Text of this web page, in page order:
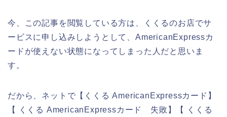
今、この記事を閲覧している方は、くくるのお店でサ
ービスに申し込みしようとして、AmericanExpressカ
ードが使えない状態になってしまった人だと思いま
す。
だから、ネットで【くくる AmericanExpressカード】
【 くくる AmericanExpressカード 失敗】【 くくる